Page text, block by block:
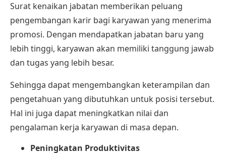
Surat kenaikan jabatan memberikan peluang
pengembangan karir bagi karyawan yang menerima
promosi. Dengan mendapatkan jabatan baru yang
lebih tinggi, karyawan akan memiliki tanggung jawab
dan tugas yang lebih besar.
Sehingga dapat mengembangkan keterampilan dan
pengetahuan yang dibutuhkan untuk posisi tersebut.
Hal ini juga dapat meningkatkan nilai dan
pengalaman kerja karyawan di masa depan.
Peningkatan Produktivitas